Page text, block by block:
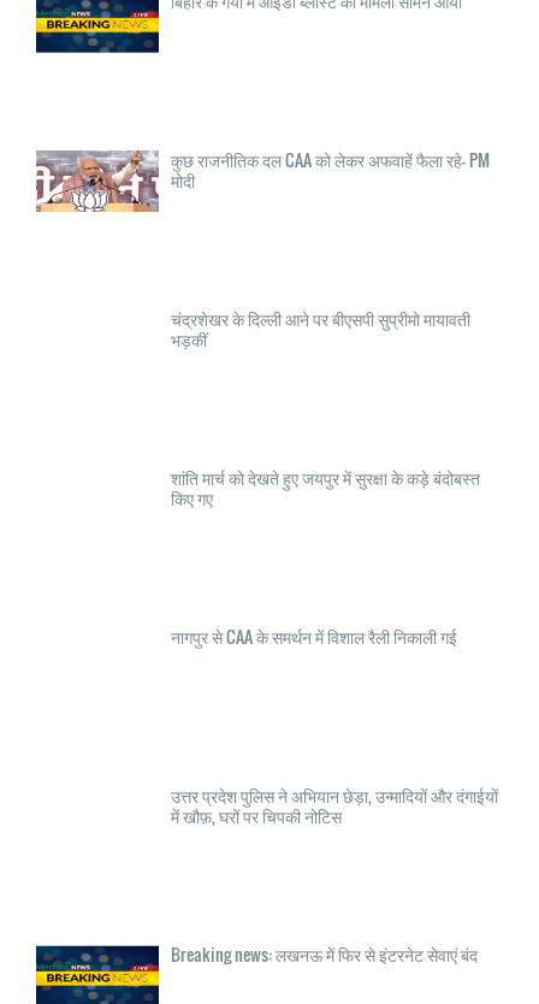
कुछ राजनीतिक दल CAA को लेकर अफवाहें फैला रहे- PM
मोदी
चंद्रशेखर के दिल्ली आने पर बीएसपी सुप्रीमो मायावती
भड़कीं
शांति मार्च को देखते हुए जयपुर में सुरक्षा के कड़े बंदोबस्त
किए गए
नागपुर से CAA के समर्थन में विशाल रैली निकाली गई
उत्तर प्रदेश पुलिस ने अभियान छेड़ा, उन्मादियों और दंगाईयों
में खौफ़, घरों पर चिपकी नोटिस
Breaking news: लखनऊ में फिर से इंटरनेट सेवाएं बंद